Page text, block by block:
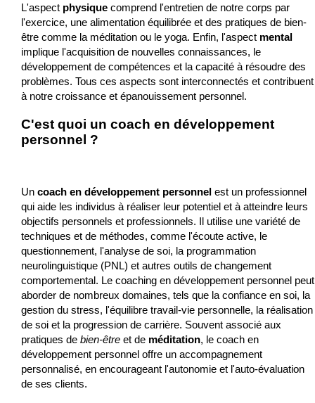
L'aspect physiquecomprend l'entretien de notre corps par
l'exercice, une alimentation équilibrée et des pratiques de bien-
être comme la méditation ou le yoga. Enfin, l'aspect mental
implique l'acquisition de nouvelles connaissances, le
développement de compétences et la capacité à résoudre des
problèmes. Tous ces aspects sont interconnectés et contribuent
à notre croissance et épanouissement personnel.
C'est quoi un coach en développement
personnel ?
Un coach en développement personnelest un professionnel
qui aide les individus à réaliser leur potentiel et à atteindre leurs
objectifs personnels et professionnels. Il utilise une variété de
techniques et de méthodes, comme l'écoute active, le
questionnement, l'analyse de soi, la programmation
neurolinguistique (PNL) et autres outils de changement
comportemental. Le coaching en développement personnel peut
aborder de nombreux domaines, tels que la confiance en soi, la
gestion du stress, l'équilibre travail-vie personnelle, la réalisation
de soi et la progression de carrière. Souvent associé aux
pratiques de bien-êtreet de méditation, le coach en
développement personnel offre un accompagnement
personnalisé, en encourageant l'autonomie et l'auto-évaluation
de ses clients.